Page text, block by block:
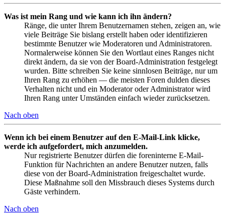
Was ist mein Rang und wie kann ich ihn ändern?
Ränge, die unter Ihrem Benutzernamen stehen, zeigen an, wie
viele Beiträge Sie bislang erstellt haben oder identifizieren
bestimmte Benutzer wie Moderatoren und Administratoren.
Normalerweise können Sie den Wortlaut eines Ranges nicht
direkt ändern, da sie von der Board-Administration festgelegt
wurden. Bitte schreiben Sie keine sinnlosen Beiträge, nur um
Ihren Rang zu erhöhen — die meisten Foren dulden dieses
Verhalten nicht und ein Moderator oder Administrator wird
Ihren Rang unter Umständen einfach wieder zurücksetzen.
Nach oben
Wenn ich bei einem Benutzer auf den E-Mail-Link klicke,
werde ich aufgefordert, mich anzumelden.
Nur registrierte Benutzer dürfen die foreninterne E-Mail-
Funktion für Nachrichten an andere Benutzer nutzen, falls
diese von der Board-Administration freigeschaltet wurde.
Diese Maßnahme soll den Missbrauch dieses Systems durch
Gäste verhindern.
Nach oben